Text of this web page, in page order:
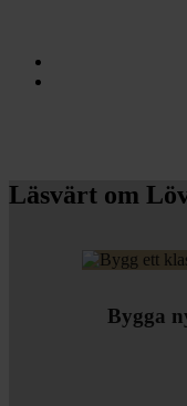
Läsvärt om
Bygga